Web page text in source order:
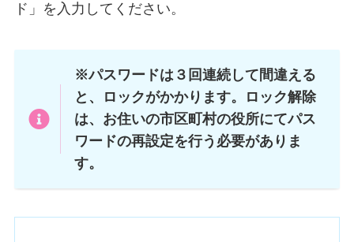
ド」を入力してください。
※パスワードは３回連続して間違える
と、ロックがかかります。ロック解除
は、お住いの市区町村の役所にてパス
ワードの再設定を行う必要がありま
す。